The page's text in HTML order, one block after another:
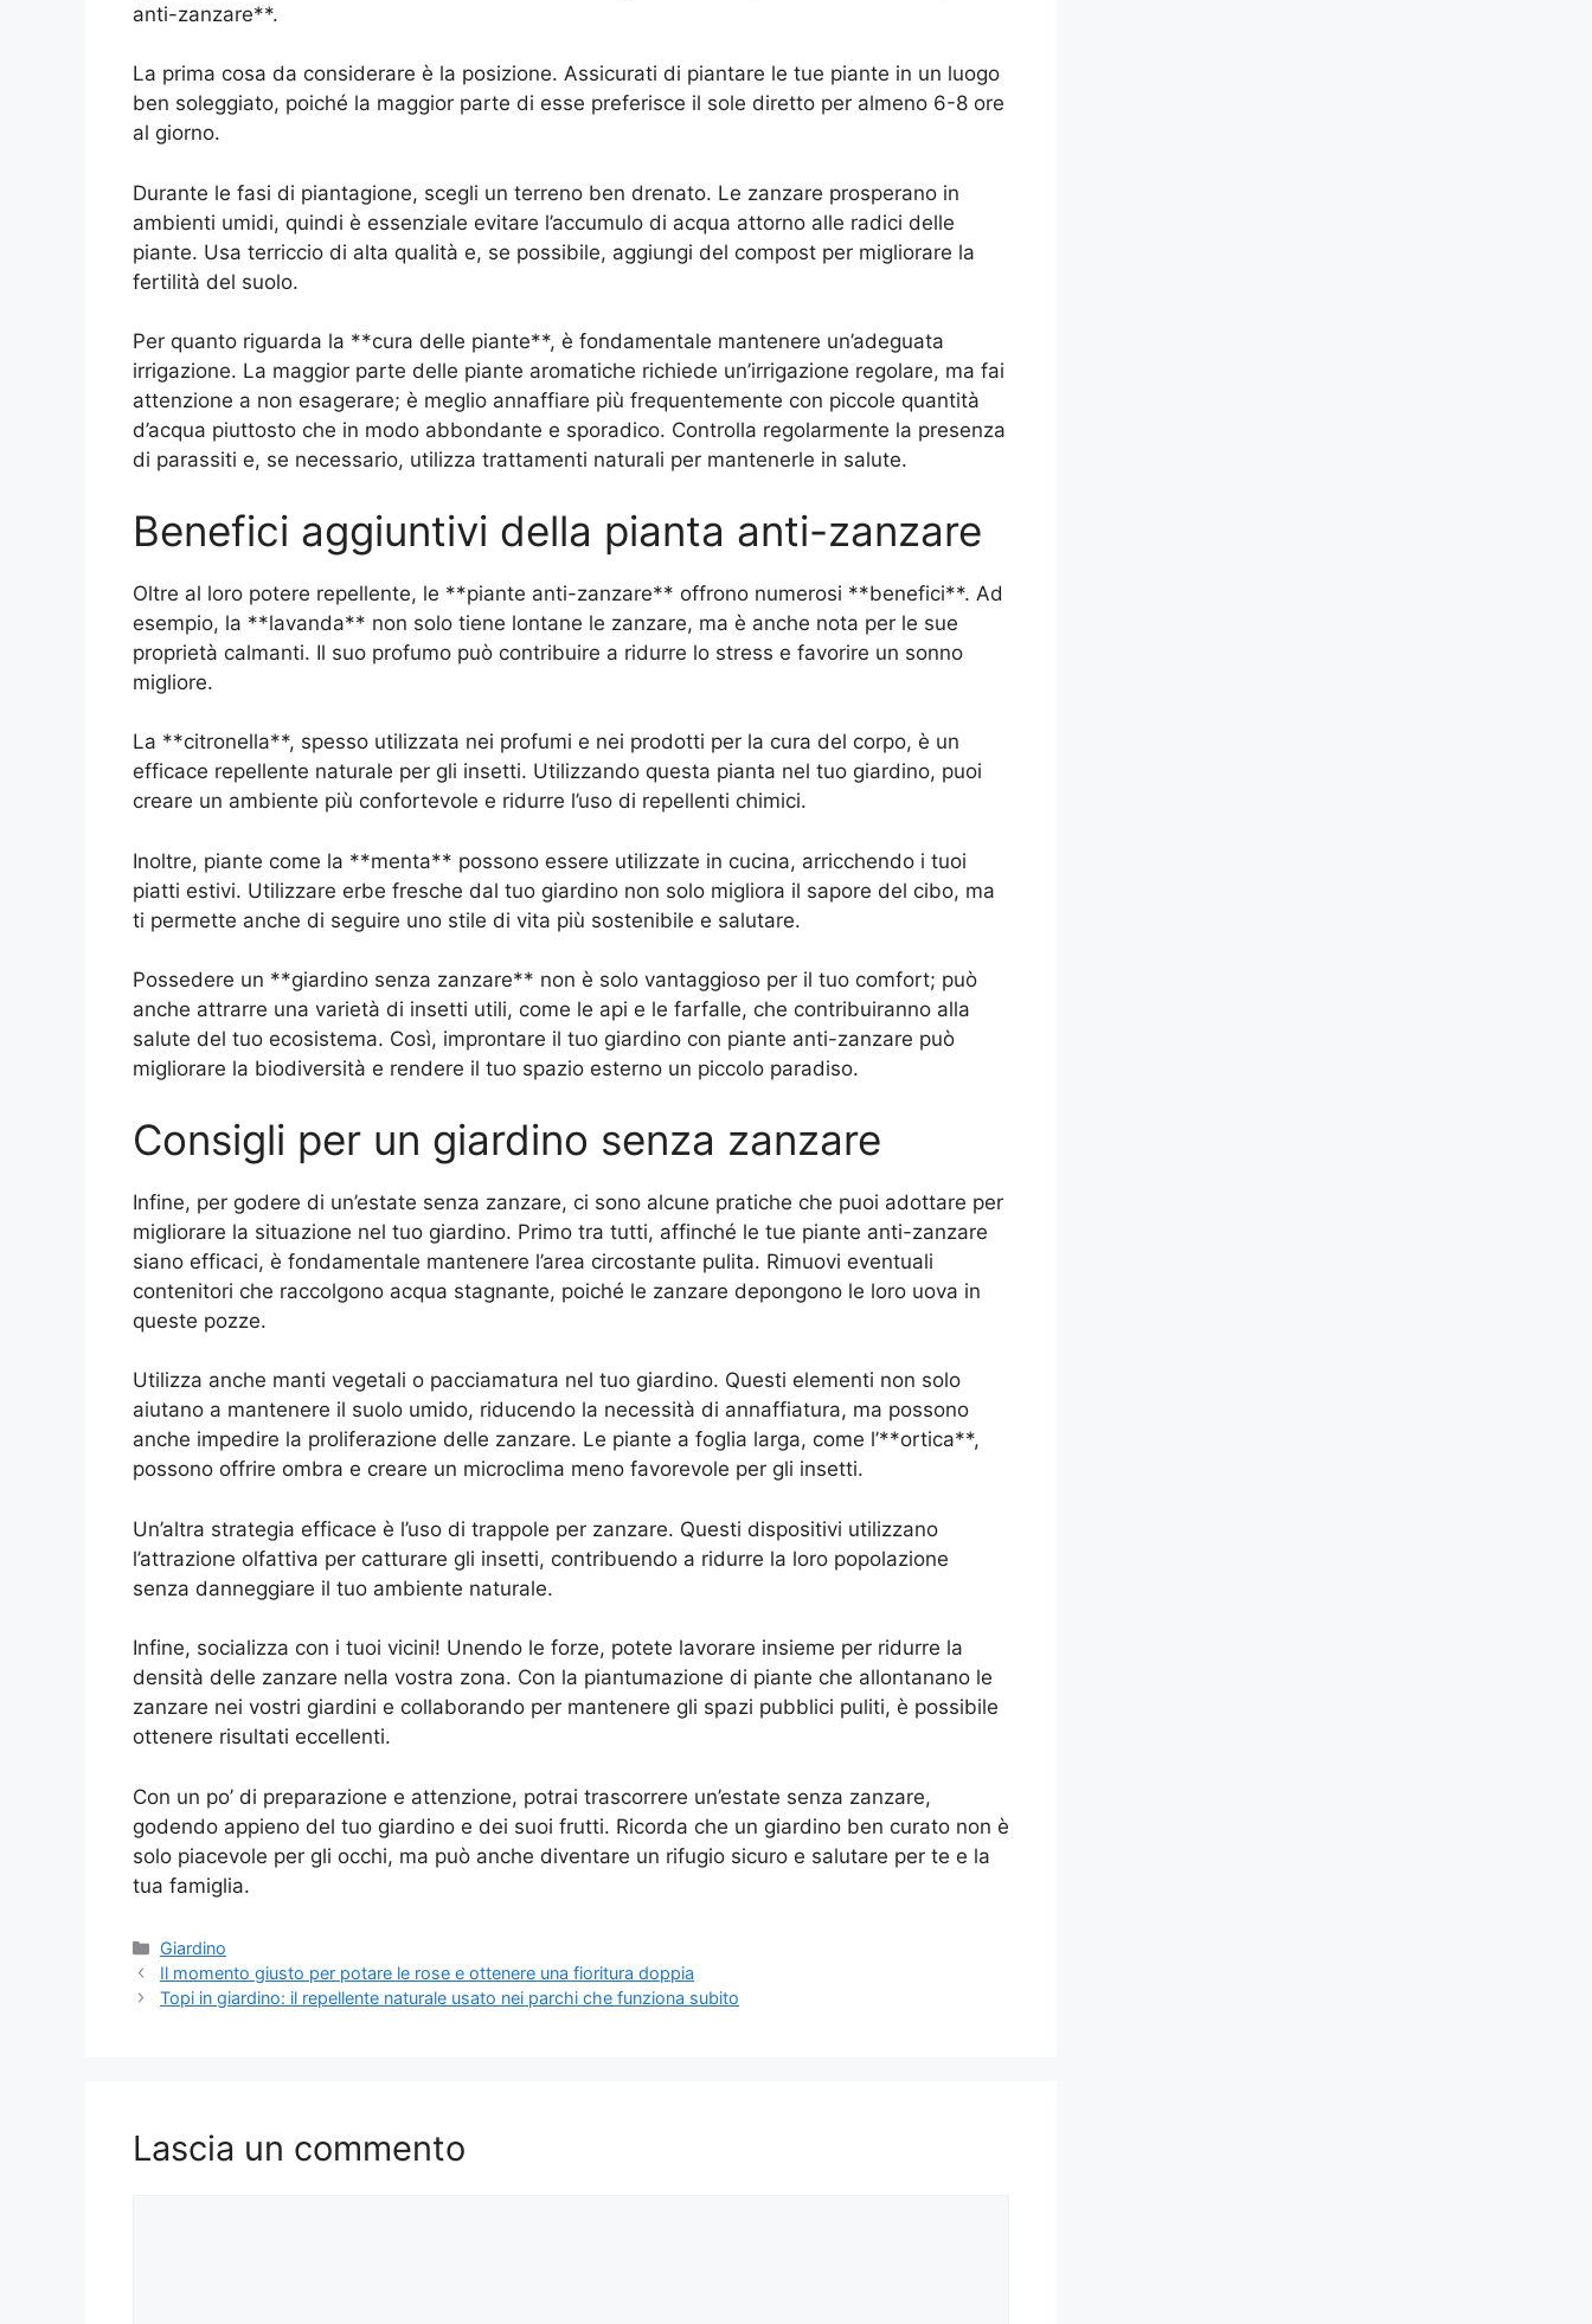
anti-zanzare**.
La prima cosa da considerare è la posizione. Assicurati di piantare le tue piante in un luogo
ben soleggiato, poiché la maggior parte di esse preferisce il sole diretto per almeno 6-8 ore
al giorno.
Durante le fasi di piantagione, scegli un terreno ben drenato. Le zanzare prosperano in
ambienti umidi, quindi è essenziale evitare l’accumulo di acqua attorno alle radici delle
piante. Usa terriccio di alta qualità e, se possibile, aggiungi del compost per migliorare la
fertilità del suolo.
Per quanto riguarda la **cura delle piante**, è fondamentale mantenere un’adeguata
irrigazione. La maggior parte delle piante aromatiche richiede un’irrigazione regolare, ma fai
attenzione a non esagerare; è meglio annaffiare più frequentemente con piccole quantità
d’acqua piuttosto che in modo abbondante e sporadico. Controlla regolarmente la presenza
di parassiti e, se necessario, utilizza trattamenti naturali per mantenerle in salute.
Benefici aggiuntivi della pianta anti-zanzare
Oltre al loro potere repellente, le **piante anti-zanzare** offrono numerosi **benefici**. Ad
esempio, la **lavanda** non solo tiene lontane le zanzare, ma è anche nota per le sue
proprietà calmanti. Il suo profumo può contribuire a ridurre lo stress e favorire un sonno
migliore.
La **citronella**, spesso utilizzata nei profumi e nei prodotti per la cura del corpo, è un
efficace repellente naturale per gli insetti. Utilizzando questa pianta nel tuo giardino, puoi
creare un ambiente più confortevole e ridurre l’uso di repellenti chimici.
Inoltre, piante come la **menta** possono essere utilizzate in cucina, arricchendo i tuoi
piatti estivi. Utilizzare erbe fresche dal tuo giardino non solo migliora il sapore del cibo, ma
ti permette anche di seguire uno stile di vita più sostenibile e salutare.
Possedere un **giardino senza zanzare** non è solo vantaggioso per il tuo comfort; può
anche attrarre una varietà di insetti utili, come le api e le farfalle, che contribuiranno alla
salute del tuo ecosistema. Così, improntare il tuo giardino con piante anti-zanzare può
migliorare la biodiversità e rendere il tuo spazio esterno un piccolo paradiso.
Consigli per un giardino senza zanzare
Infine, per godere di un’estate senza zanzare, ci sono alcune pratiche che puoi adottare per
migliorare la situazione nel tuo giardino. Primo tra tutti, affinché le tue piante anti-zanzare
siano efficaci, è fondamentale mantenere l’area circostante pulita. Rimuovi eventuali
contenitori che raccolgono acqua stagnante, poiché le zanzare depongono le loro uova in
queste pozze.
Utilizza anche manti vegetali o pacciamatura nel tuo giardino. Questi elementi non solo
aiutano a mantenere il suolo umido, riducendo la necessità di annaffiatura, ma possono
anche impedire la proliferazione delle zanzare. Le piante a foglia larga, come l’**ortica**,
possono offrire ombra e creare un microclima meno favorevole per gli insetti.
Un’altra strategia efficace è l’uso di trappole per zanzare. Questi dispositivi utilizzano
l’attrazione olfattiva per catturare gli insetti, contribuendo a ridurre la loro popolazione
senza danneggiare il tuo ambiente naturale.
Infine, socializza con i tuoi vicini! Unendo le forze, potete lavorare insieme per ridurre la
densità delle zanzare nella vostra zona. Con la piantumazione di piante che allontanano le
zanzare nei vostri giardini e collaborando per mantenere gli spazi pubblici puliti, è possibile
ottenere risultati eccellenti.
Con un po’ di preparazione e attenzione, potrai trascorrere un’estate senza zanzare,
godendo appieno del tuo giardino e dei suoi frutti. Ricorda che un giardino ben curato non è
solo piacevole per gli occhi, ma può anche diventare un rifugio sicuro e salutare per te e la
tua famiglia.
Categorie
Giardino
Il momento giusto per potare le rose e ottenere una fioritura doppia
Topi in giardino: il repellente naturale usato nei parchi che funziona subito
Lascia un commento